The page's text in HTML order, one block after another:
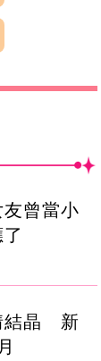
曾當小
結晶 新